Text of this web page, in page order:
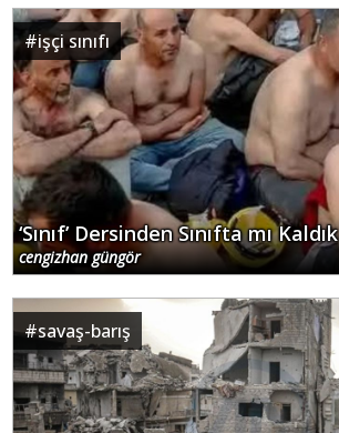
#işçi sınıfı
‘Sınıf’ Dersinden Sınıfta mı Kaldık
cengizhan güngör
#savaş-barış